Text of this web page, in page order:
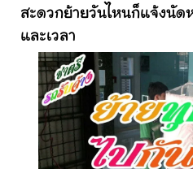
สะดวกย้ายวันไหนก็แจ้งนัด
และเวลา